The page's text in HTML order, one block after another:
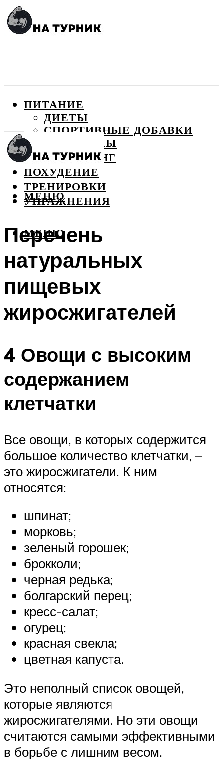
ПИТАНИЕ
ДИЕТЫ
СПОРТИВНЫЕ ДОБАВКИ
ВИТАМИНЫ
БОДИБИЛДИНГ
ПОХУДЕНИЕ
ТРЕНИРОВКИ
УПРАЖНЕНИЯ
МЕНЮ
МЕНЮ
Перечень
натуральных
пищевых
жиросжигателей
4 Овощи с высоким
содержанием
клетчатки
Все овощи, в которых содержится
большое количество клетчатки, –
это жиросжигатели. К ним
относятся:
шпинат;
морковь;
зеленый горошек;
брокколи;
черная редька;
болгарский перец;
кресс-салат;
огурец;
красная свекла;
цветная капуста.
Это неполный список овощей,
которые являются
жиросжигателями. Но эти овощи
считаются самыми эффективными
в борьбе с лишним весом.